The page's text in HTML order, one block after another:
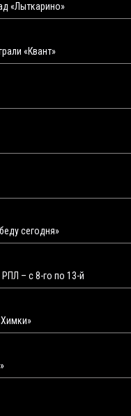
«Лыткарино»
«Квант»
сегодня»
– с 8-го по 13-й